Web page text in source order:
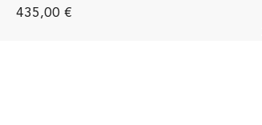
435,00 €